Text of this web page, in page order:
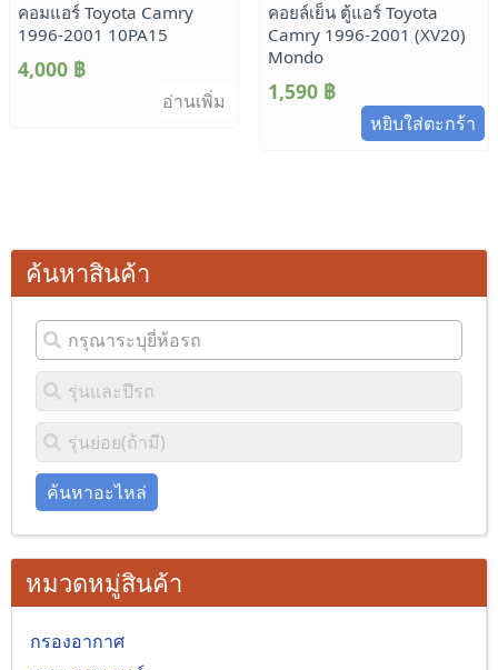
คอมแอร์ Toyota Camry
1996-2001 10PA15
4,000 ฿
อ่านเพิ่ม
คอยล์เย็น ตู้แอร์ Toyota
Camry 1996-2001 (XV20)
Mondo
1,590 ฿
หยิบใส่ตะกร้า
ค้นหาสินค้า
ค้นหาอะไหล่
หมวดหมู่สินค้า
กรองอากาศ